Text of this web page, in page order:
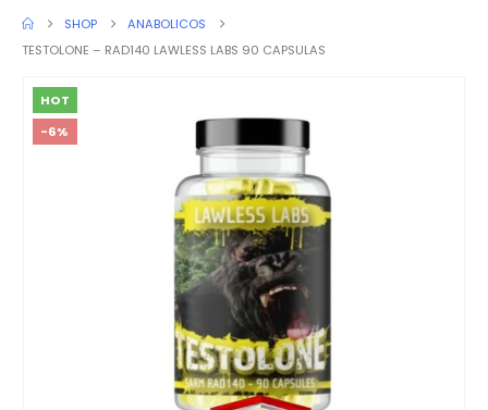
SHOP
ANABOLICOS
TESTOLONE – RAD140 LAWLESS LABS 90 CAPSULAS
HOT
-6%